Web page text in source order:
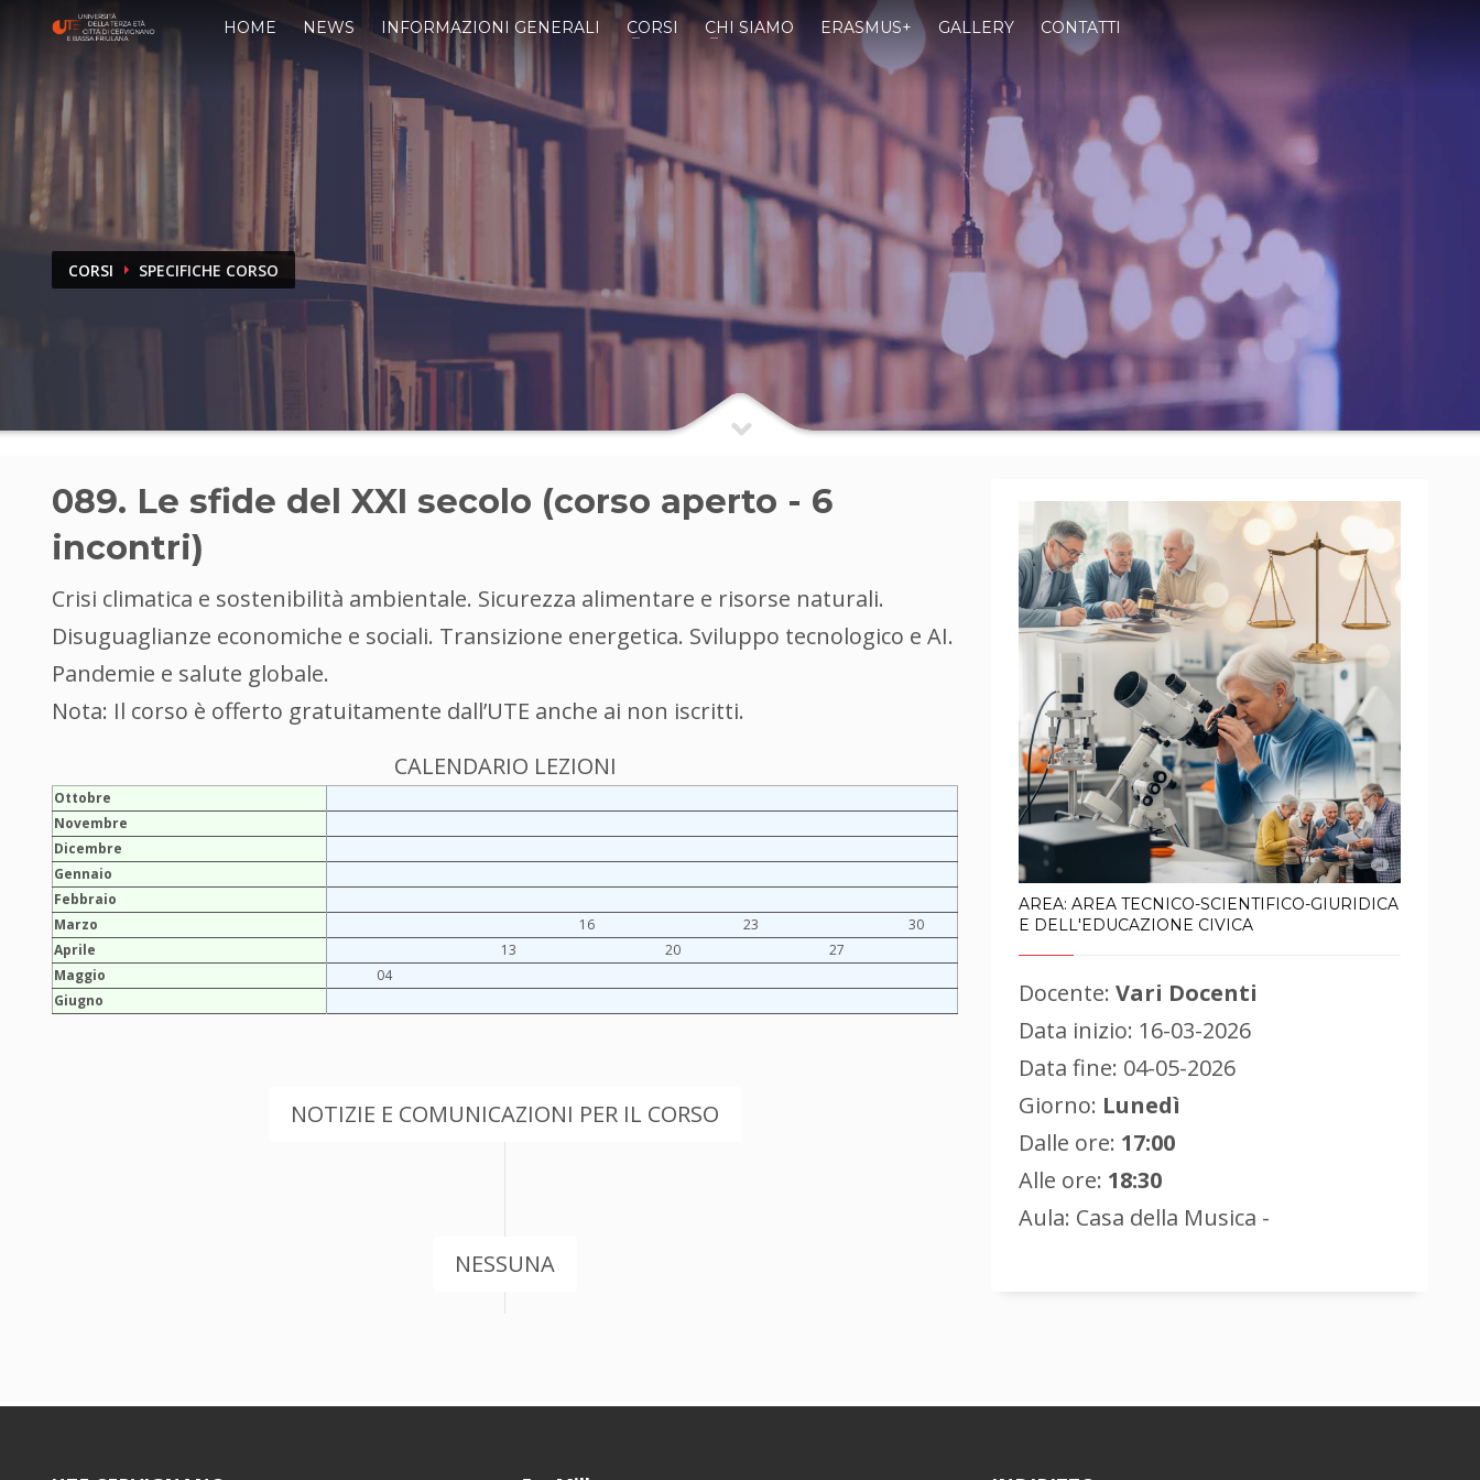
HOME NEWS INFORMAZIONI GENERALI CORSI CHI SIAMO ERASMUS+ GALLERY CONTATTI
CORSI SPECIFICHE CORSO
089. Le sfide del XXI secolo (corso aperto - 6
incontri)
Crisi climatica e sostenibilità ambientale. Sicurezza alimentare e risorse naturali.
Disuguaglianze economiche e sociali. Transizione energetica. Sviluppo tecnologico e AI.
Pandemie e salute globale.
Nota: Il corso è offerto gratuitamente dall’UTE anche ai non iscritti.
CALENDARIO LEZIONI
Ottobre
Novembre
Dicembre
Gennaio
Febbraio
Marzo
16 23
30
Aprile
13 20
27
Maggio
04
Giugno
NOTIZIE E COMUNICAZIONI PER IL CORSO
NESSUNA
AREA: AREA TECNICO-SCIENTIFICO-GIURIDICA
E DELL'EDUCAZIONE CIVICA
Docente:Vari Docenti
Data inizio: 16-03-2026
Data fine: 04-05-2026
Giorno: Lunedì
Dalle ore: 17:00
Alle ore: 18:30
Aula: Casa della Musica -